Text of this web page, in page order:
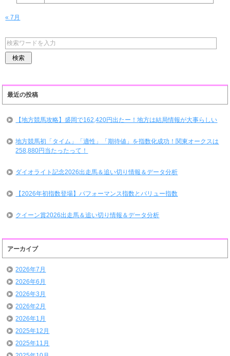
« 7月
最近の投稿
【地方競馬攻略】盛岡で162,420円出たー！地方は結局情報が大事らしい
地方競馬初「タイム」「適性」「期待値」を指数化成功！関東オークスは
258,880円当たったって！
ダイオライト記念2026出走馬＆追い切り情報＆データ分析
【2026年初指数登場】パフォーマンス指数とバリュー指数
クイーン賞2026出走馬＆追い切り情報＆データ分析
アーカイブ
2026年7月
2026年6月
2026年3月
2026年2月
2026年1月
2025年12月
2025年11月